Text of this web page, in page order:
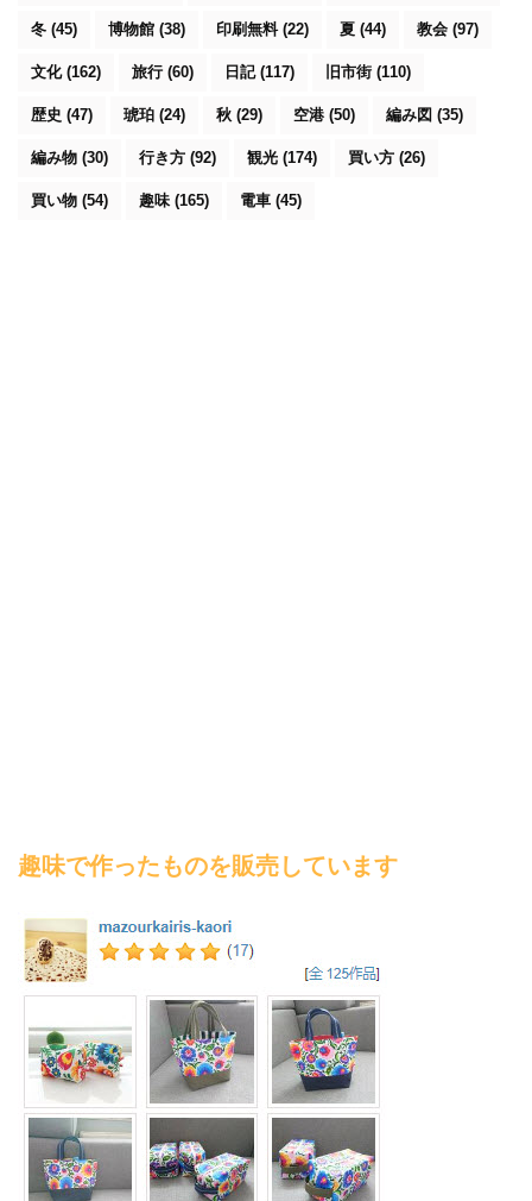
冬 (45) 博物館 (38) 印刷無料(22) 夏 (44) 教会 (97)
文化(162) 旅行 (60) 日記(117) 旧市街 (110)
歴史 (47) 琥珀 (24) 秋 (29) 空港 (50) 編み図 (35)
編み物 (30) 行き方 (92) 観光 (174) 買い方 (26)
買い物 (54) 趣味 (165) 電車 (45)
趣味で作ったものを販売しています